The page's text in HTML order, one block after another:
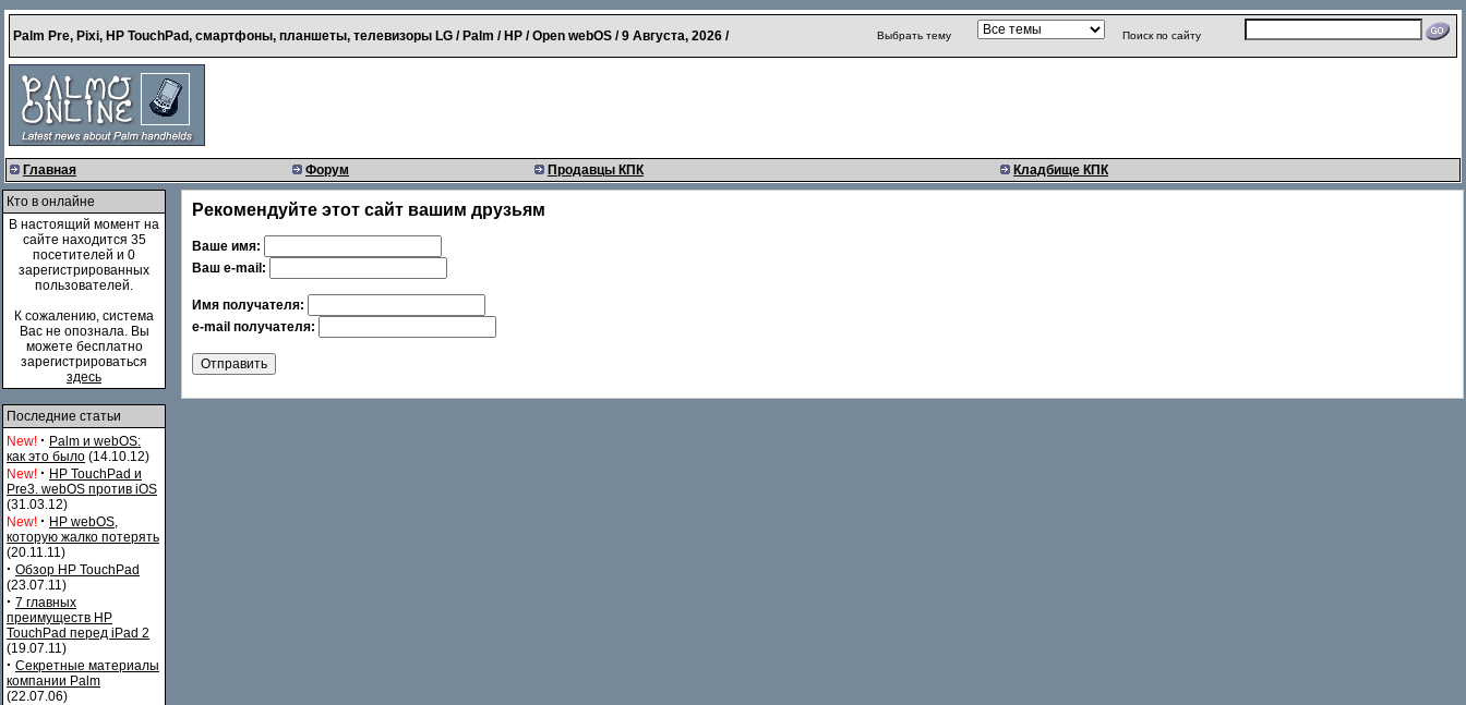
Palm Pre, Pixi, HP TouchPad, смартфоны, планшеты, телевизоры LG / Palm / HP / Open webOS /9 Августа, 2026 / Выбрать тему Поиск по сайту
Главная Форум Продавцы КПК Кладбище КПК
Кто в онлайне
В настоящий момент на
сайте находится 35
посетителей и 0
зарегистрированных
пользователей.
К сожалению, система
Вас не опознала. Вы
можете бесплатно
зарегистрироваться
здесь
Последние статьи
New! · Palm и webOS:
как это было (14.10.12)
New! · HP TouchPad и
Pre3. webOS против iOS
(31.03.12)
New! · HP webOS,
которую жалко потерять
(20.11.11)
· Обзор HP TouchPad
(23.07.11)
· 7 главных
преимуществ HP
TouchPad перед iPad 2
(19.07.11)
· Секретные материалы
компании Palm
(22.07.06)
Рекомендуйте этот сайт вашим друзьям
Ваше имя:
Ваш e-mail:
Имя получателя:
e-mail получателя: